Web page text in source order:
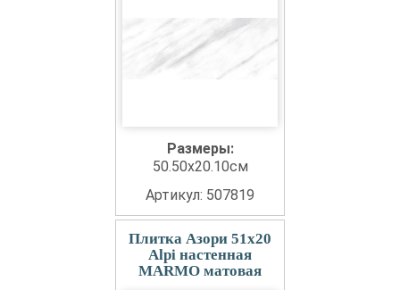
Размеры:
50.50x20.10см
Артикул: 507819
Плитка Азори 51x20
Alpi настенная
MARMO матовая